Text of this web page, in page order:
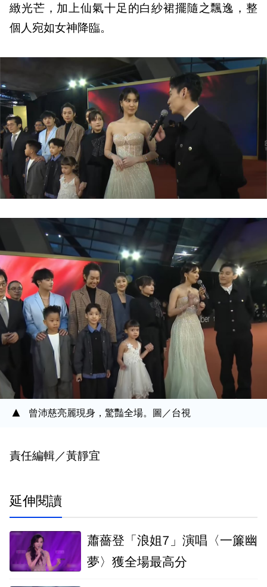
緻光芒，加上仙氣十足的白紗裙擺隨之飄逸，整
個人宛如女神降臨。
曾沛慈亮麗現身，驚豔全場。圖／台視
責任編輯／黃靜宜
延伸閱讀
蕭薔登「浪姐7」演唱〈一簾幽
夢〉獲全場最高分